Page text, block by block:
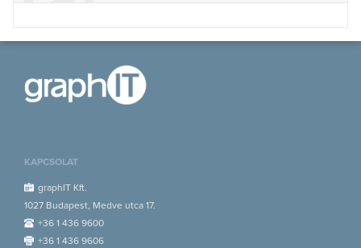
KAPCSOLAT
graphIT Kft.
1027 Budapest, Medve utca 17.
+36 1 436 9600
+36 1 436 9606